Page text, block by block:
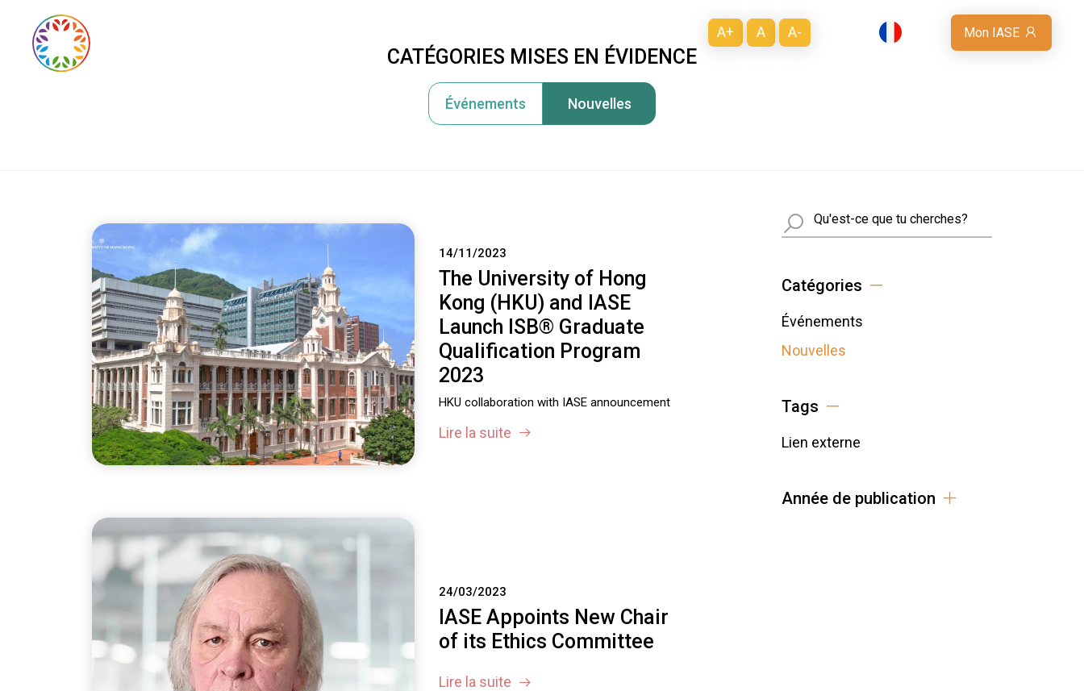
A+ A A- Mon IASE
CATÉGORIES MISES EN ÉVIDENCE
Événements Nouvelles
Busca
Catégories
Événements
Nouvelles
Tags
Lien externe
Année de publication
14/11/2023
The University of Hong
Kong (HKU) and IASE
Launch ISB® Graduate
Qualification Program
2023
HKU collaboration with IASE announcement
Lire la suite
24/03/2023
IASE Appoints New Chair
of its Ethics Committee
Lire la suite